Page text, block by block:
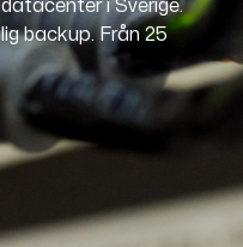
i Sverige.
backup. Från 25